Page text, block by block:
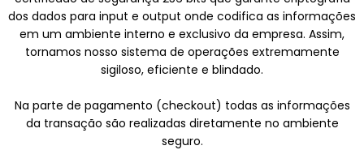
dos dados para input e output onde codifica as informações
em um ambiente interno e exclusivo da empresa. Assim,
tornamos nosso sistema de operações extremamente
sigiloso, eficiente e blindado.
Na parte de pagamento (checkout) todas as informações
da transação são realizadas diretamente no ambiente
seguro.